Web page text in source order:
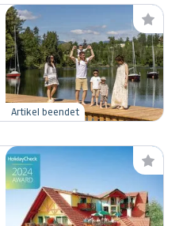
Artikel beendet